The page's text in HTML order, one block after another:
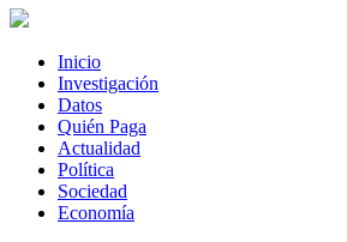
Inicio
Investigación
Datos
Quién Paga
Actualidad
Política
Sociedad
Economía